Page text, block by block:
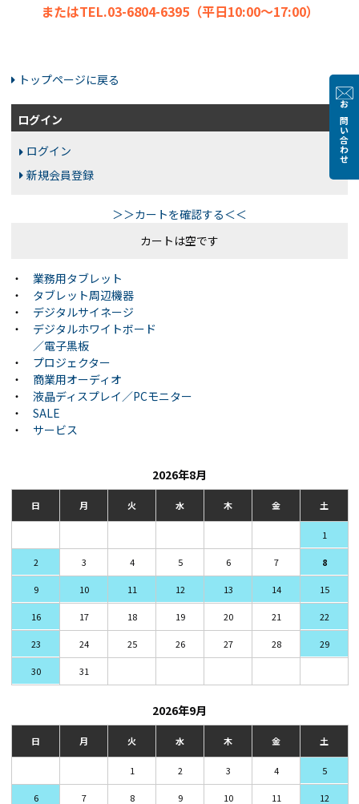
お問い合わせ
またはTEL.03-6804-6395（平日10:00～17:00）
トップページに戻る
ログイン
ログイン
新規会員登録
＞＞カートを確認する＜＜
カートは空です
・
業務用タブレット
・
タブレット周辺機器
・
デジタルサイネージ
・
デジタルホワイトボード
／電子黒板
・
プロジェクター
・
商業用オーディオ
・
液晶ディスプレイ／PCモニター
・
SALE
・
サービス
2026年8月
日 月 火 水 木 金 土
1
2 3 4 5 6 7 8
9 10 11 12 13 14 15
16 17 18 19 20 21 22
23 24 25 26 27 28 29
30 31
2026年9月
日 月 火 水 木 金 土
1 2 3 4 5
6 7 8 9 10 11 12